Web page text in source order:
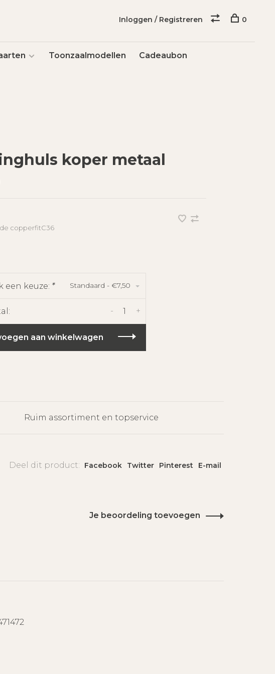
Toonzaalmodellen Cadeaubon
Inloggen / Registreren 0
koper metaal
copperfitC36
een keuze: * Standaard - €7,50
+
-
aan winkelwagen
Ruim assortiment en topservice
Deel dit product: Facebook Twitter Pinterest E-mail
Je beoordeling toevoegen